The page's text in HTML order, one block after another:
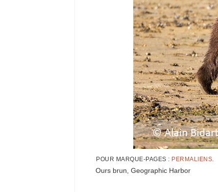
POUR MARQUE-PAGES : PERMALIENS
Ours brun, Geographic Harbor